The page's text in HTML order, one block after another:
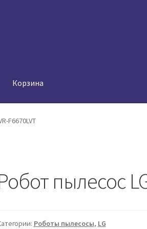
Корзина
F6670LVT
пылесос
Роботы пылесосы, LG